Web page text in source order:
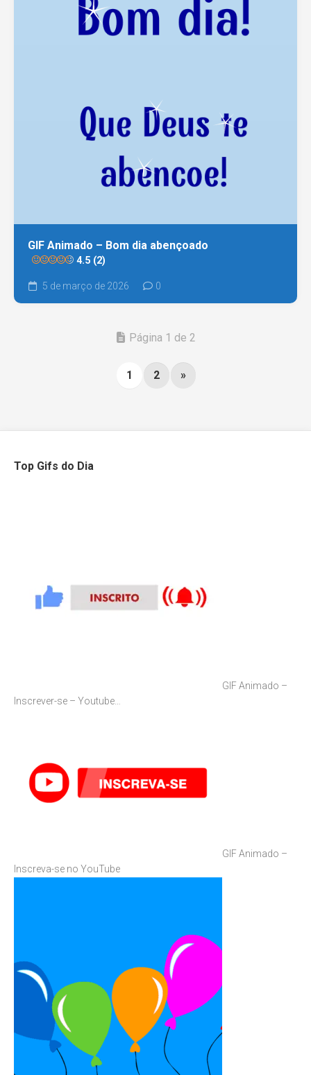
GIF Animado – Bom dia abençoado
4.5 (2)
5 de março de 2026 0
Página 1 de 2
1 2 »
Top Gifs do Dia
GIF Animado –
Inscrever-se – Youtube…
GIF Animado –
Inscreva-se no YouTube